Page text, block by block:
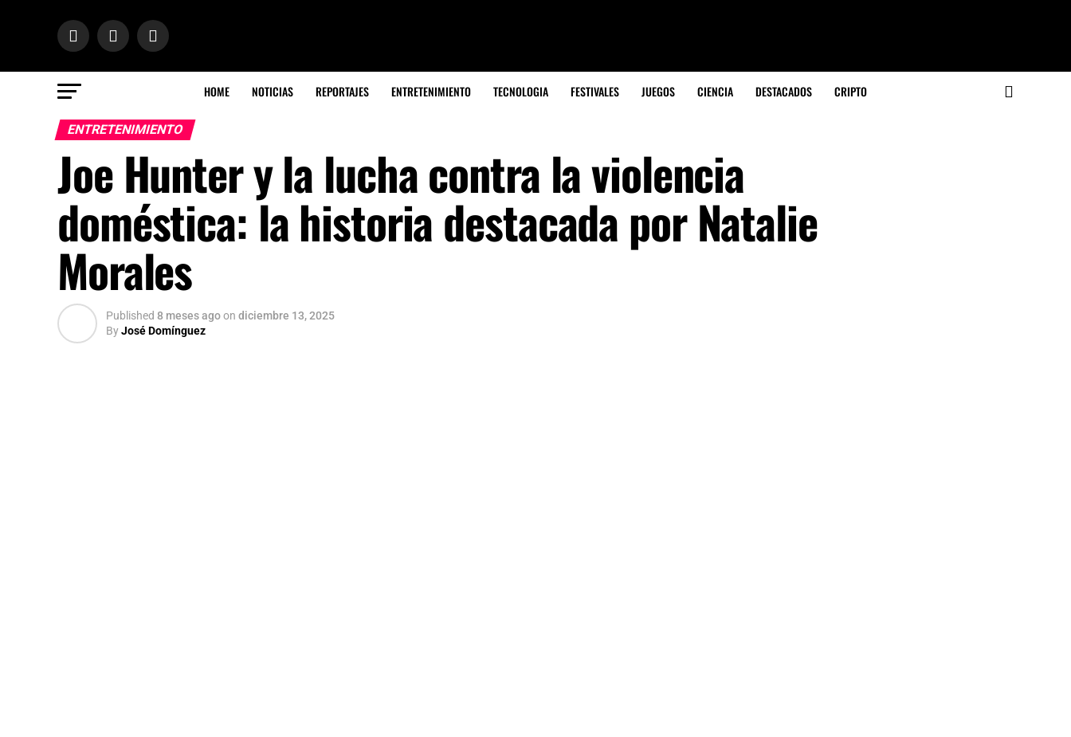
HOME NOTICIAS REPORTAJES ENTRETENIMIENTO TECNOLOGIA FESTIVALES JUEGOS CIENCIA DESTACADOS CRIPTO
ENTRETENIMIENTO
Joe Hunter y la lucha contra la violencia
doméstica: la historia destacada por Natalie
Morales
Published 8 meses agoon diciembre 13, 2025
ByJosé Domínguez